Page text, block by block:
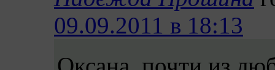
09.09.2011 в 18:13